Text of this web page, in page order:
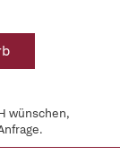
wünschen,